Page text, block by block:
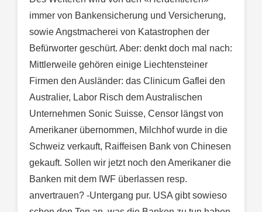
immer von Bankensicherung und Versicherung,
sowie Angstmacherei von Katastrophen der
Befürworter geschürt. Aber: denkt doch mal nach:
Mittlerweile gehören einige Liechtensteiner
Firmen den Ausländer: das Clinicum Gaflei den
Australier, Labor Risch dem Australischen
Unternehmen Sonic Suisse, Censor längst von
Amerikaner übernommen, Milchhof wurde in die
Schweiz verkauft, Raiffeisen Bank von Chinesen
gekauft. Sollen wir jetzt noch den Amerikaner die
Banken mit dem IWF überlassen resp.
anvertrauen? -Untergang pur. USA gibt sowieso